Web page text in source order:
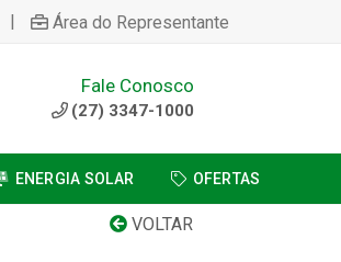
| Área do Representante
Fale Conosco
(27) 3347-1000
ENERGIA SOLAR OFERTAS
VOLTAR